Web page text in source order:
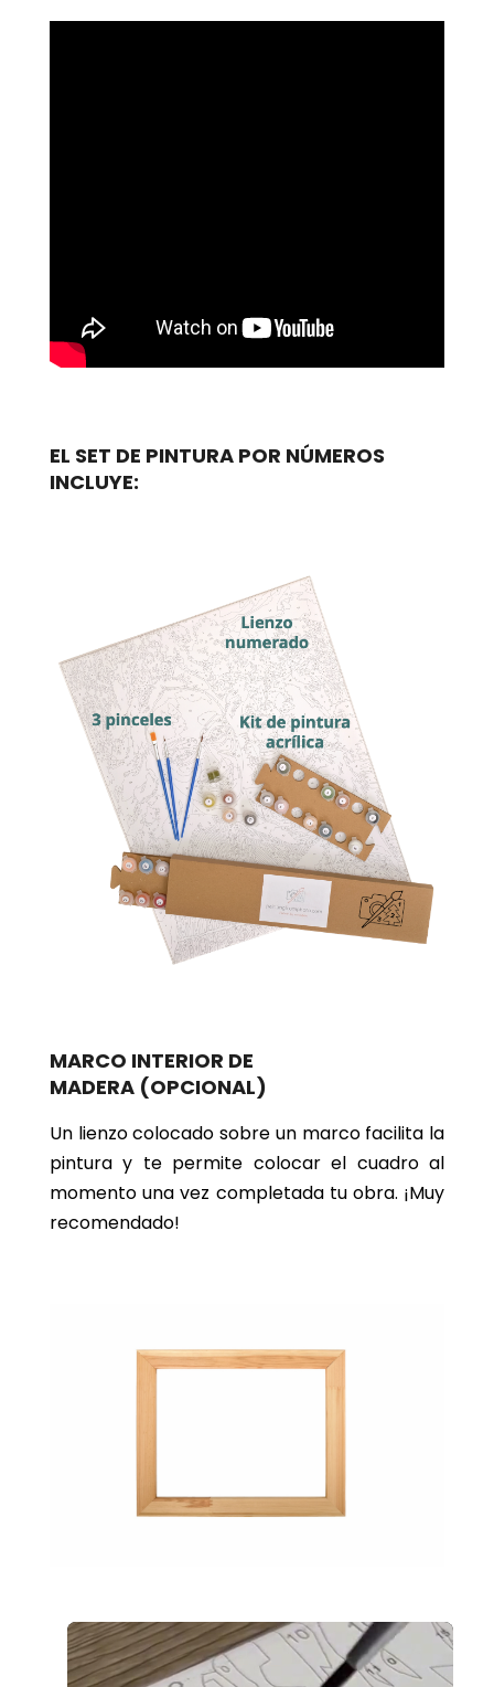
EL SET DE PINTURA POR NÚMEROS
INCLUYE:
MARCO INTERIOR DE
MADERA (OPCIONAL)
Un lienzo colocado sobre un marco facilita la
pintura y te permite colocar el cuadro al
momento una vez completada tu obra. ¡Muy
recomendado!